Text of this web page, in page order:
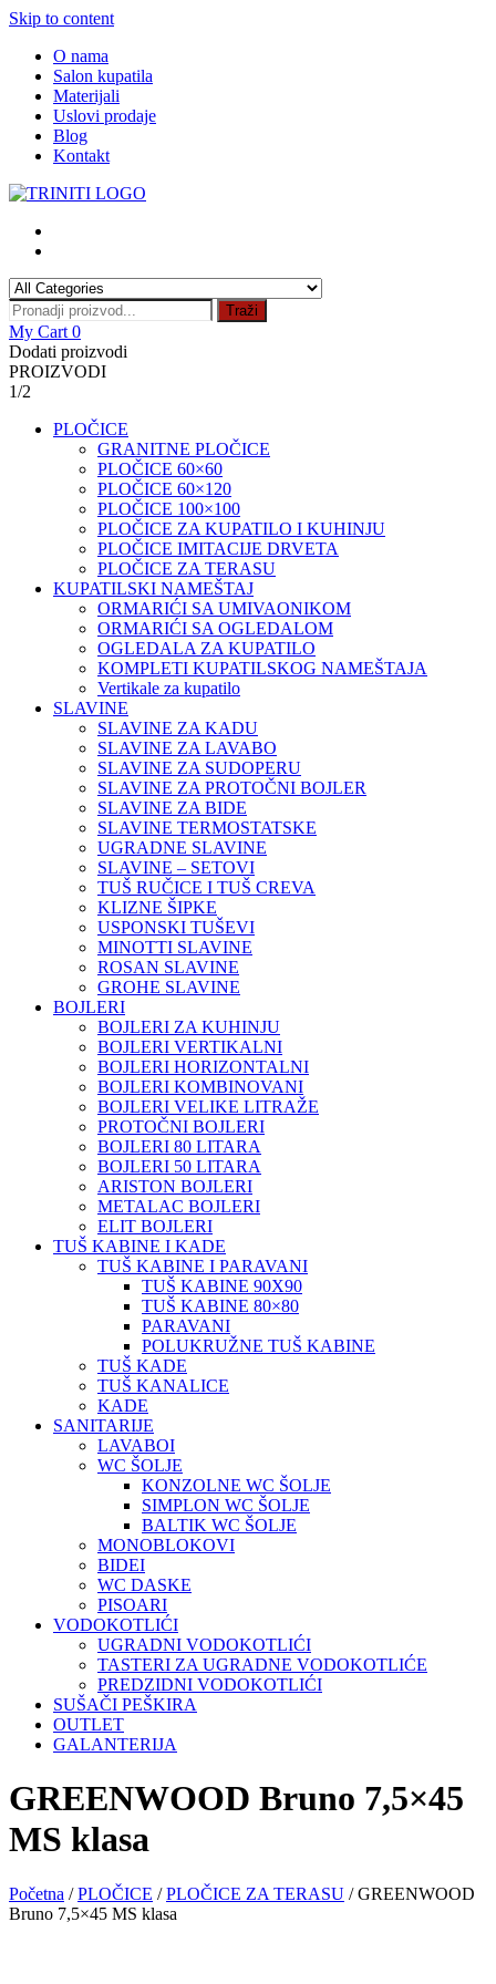
Skip to content
O nama
Salon kupatila
Materijali
Uslovi prodaje
Blog
Kontakt
Traži
My Cart 0
Dodati proizvodi
PROIZVODI
1/2
PLOČICE
GRANITNE PLOČICE
PLOČICE 60×60
PLOČICE 60×120
PLOČICE 100×100
PLOČICE ZA KUPATILO I KUHINJU
PLOČICE IMITACIJE DRVETA
PLOČICE ZA TERASU
KUPATILSKI NAMEŠTAJ
ORMARIĆI SA UMIVAONIKOM
ORMARIĆI SA OGLEDALOM
OGLEDALA ZA KUPATILO
KOMPLETI KUPATILSKOG NAMEŠTAJA
Vertikale za kupatilo
SLAVINE
SLAVINE ZA KADU
SLAVINE ZA LAVABO
SLAVINE ZA SUDOPERU
SLAVINE ZA PROTOČNI BOJLER
SLAVINE ZA BIDE
SLAVINE TERMOSTATSKE
UGRADNE SLAVINE
SLAVINE – SETOVI
TUŠ RUČICE I TUŠ CREVA
KLIZNE ŠIPKE
USPONSKI TUŠEVI
MINOTTI SLAVINE
ROSAN SLAVINE
GROHE SLAVINE
BOJLERI
BOJLERI ZA KUHINJU
BOJLERI VERTIKALNI
BOJLERI HORIZONTALNI
BOJLERI KOMBINOVANI
BOJLERI VELIKE LITRAŽE
PROTOČNI BOJLERI
BOJLERI 80 LITARA
BOJLERI 50 LITARA
ARISTON BOJLERI
METALAC BOJLERI
ELIT BOJLERI
TUŠ KABINE I KADE
TUŠ KABINE I PARAVANI
TUŠ KABINE 90X90
TUŠ KABINE 80×80
PARAVANI
POLUKRUŽNE TUŠ KABINE
TUŠ KADE
TUŠ KANALICE
KADE
SANITARIJE
LAVABOI
WC ŠOLJE
KONZOLNE WC ŠOLJE
SIMPLON WC ŠOLJE
BALTIK WC ŠOLJE
MONOBLOKOVI
BIDEI
WC DASKE
PISOARI
VODOKOTLIĆI
UGRADNI VODOKOTLIĆI
TASTERI ZA UGRADNE VODOKOTLIĆE
PREDZIDNI VODOKOTLIĆI
SUŠAČI PEŠKIRA
OUTLET
GALANTERIJA
GREENWOOD Bruno 7,5×45
MS klasa
Početna /PLOČICE /PLOČICE ZA TERASU / GREENWOOD
Bruno 7,5×45 MS klasa